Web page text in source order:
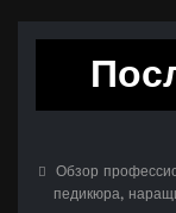
Обзор
педикюра,